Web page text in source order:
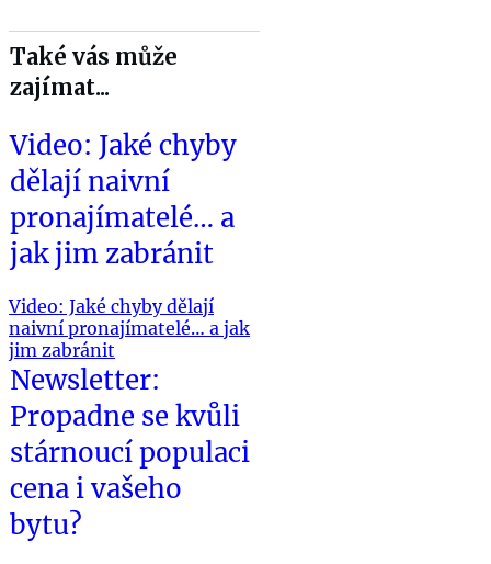
Také vás může
zajímat...
Video: Jaké chyby
dělají naivní
pronajímatelé… a
jak jim zabránit
Video: Jaké chyby dělají
naivní pronajímatelé… a jak
jim zabránit
Newsletter:
Propadne se kvůli
stárnoucí populaci
cena i vašeho
bytu?